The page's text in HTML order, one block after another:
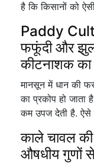
है कि किसानों को
Paddy
फफूंदी और
कीटनाशक
मानसून में धान की
का प्रकोप हो जाता
कम उपज देती है. ऐसे
काले चावल
औषधीय गुणों से